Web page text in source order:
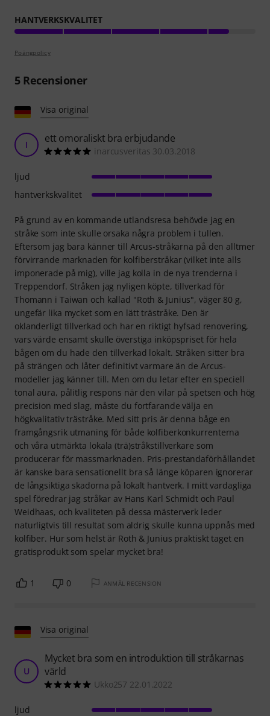
HANTVERKSKVALITET
Poängpolicy
5Recensioner
Visa original
I ett omoraliskt bra erbjudande
inarcusveritas 30.03.2018
På grund av en kommande utlandsresa behövde jag en
stråke som inte skulle orsaka några problem i tullen.
Eftersom jag bara känner till Arcus-stråkarna på den alltmer
förvirrande marknaden för kolfiberstråkar (vilket inte alls
imponerade på mig), ville jag kolla in de nya trenderna i
Treppendorf. Stråken jag nyligen köpte, tillverkad för
Thomann i Taiwan och kallad "Roth & Junius", väger 80 g,
ungefär lika mycket som en lätt trästråke. Den är
oklanderligt tillverkad och har en riktigt hyfsad renovering,
vars värde ensamt skulle överstiga inköpspriset för hela
bågen om du hade den tillverkad lokalt. Stråken sitter bra
på strängen och låter definitivt varmare än de Arcus-
modeller jag känner till. Men om du letar efter en speciell
tonal aura, pålitlig respons när den vilar på spetsen och hög
precision med slag, måste du fortfarande välja en
högkvalitativ trästråke. Med sitt pris är denna båge en
framgångsrik utmaning för både kolfiberkonkurrenterna
och våra utmärkta lokala (trä)stråkstillverkare som
producerar för massmarknaden. Pris-prestandaförhållandet
är kanske bara sensationellt bra så länge köparen ignorerar
de långsiktiga skadorna på lokalt hantverk. I mitt vardagliga
spel föredrar jag stråkar av Hans Karl Schmidt och Paul
Weidhaas, och kvaliteten på dessa mästerverk leder
naturligtvis till resultat som aldrig skulle kunna uppnås med
kolfiber. Hur som helst är Roth & Junius praktiskt taget en
gratisprodukt som spelar mycket bra!
ljud
hantverkskvalitet
1 0 ANMÄL RECENSION
Visa original
U
Mycket bra som en introduktion till stråkarnas
värld
Ukko257 22.01.2022
ljud